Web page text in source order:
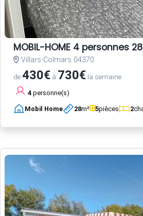
MOBIL-HOME 4 personnes
Villars-Colmars 04370
de430€ à 730€ la semaine
4 personne(s)
Mobil Home 28m² 5pièces 2